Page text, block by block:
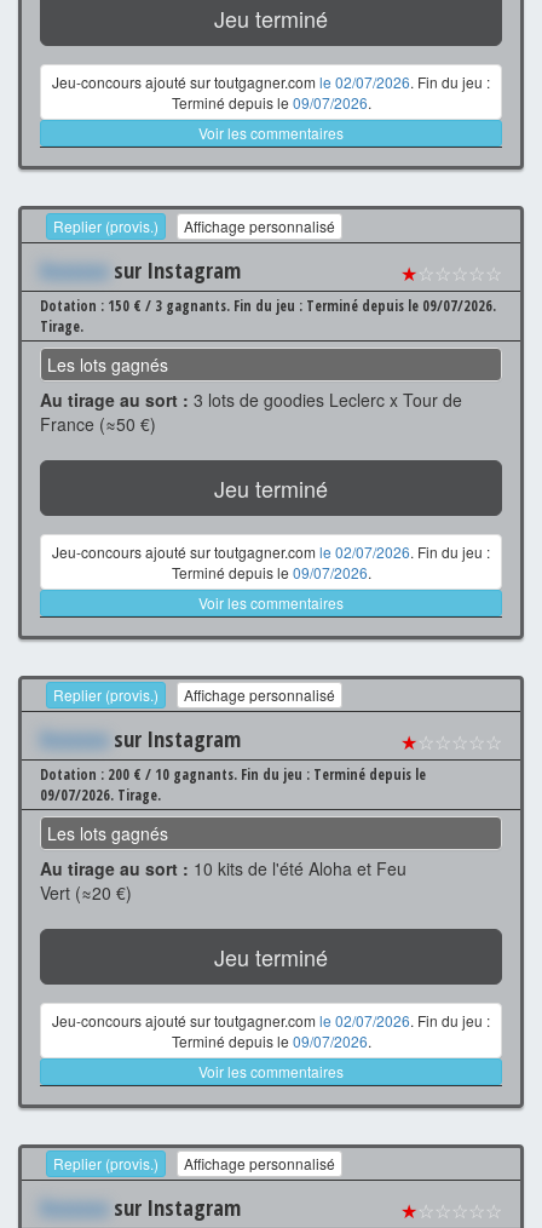
Jeu terminé
Jeu-concours ajouté sur toutgagner.com le 02/07/2026. Fin du jeu :
Terminé depuis le 09/07/2026.
Voir les commentaires
Replier (provis.) Affichage personnalisé
Xxxxxxx sur Instagram ★☆☆☆☆☆
Dotation : 150 € / 3 gagnants. Fin du jeu : Terminé depuis le 09/07/2026.
Tirage.
Les lots gagnés
Au tirage au sort : 3 lots de goodies Leclerc x Tour de
France (≈50 €)
Jeu terminé
Jeu-concours ajouté sur toutgagner.com le 02/07/2026. Fin du jeu :
Terminé depuis le 09/07/2026.
Voir les commentaires
Replier (provis.) Affichage personnalisé
Xxxxxxx sur Instagram ★☆☆☆☆☆
Dotation : 200 € / 10 gagnants. Fin du jeu : Terminé depuis le
09/07/2026. Tirage.
Les lots gagnés
Au tirage au sort : 10 kits de l'été Aloha et Feu
Vert (≈20 €)
Jeu terminé
Jeu-concours ajouté sur toutgagner.com le 02/07/2026. Fin du jeu :
Terminé depuis le 09/07/2026.
Voir les commentaires
Replier (provis.) Affichage personnalisé
Xxxxxxx sur Instagram ★☆☆☆☆☆